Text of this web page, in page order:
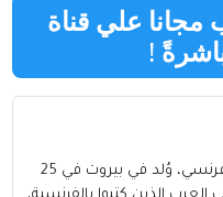
علي قناة
!
أمين معلوف هو كاتب وصحفي لبناني-فرنسي، وُلد في بيروت في 25